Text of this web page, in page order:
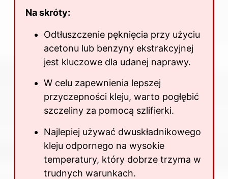
Na skróty:
Odtłuszczenie pęknięcia przy użyciu
acetonu lub benzyny ekstrakcyjnej
jest kluczowe dla udanej naprawy.
W celu zapewnienia lepszej
przyczepności kleju, warto pogłębić
szczeliny za pomocą szlifierki.
Najlepiej używać dwuskładnikowego
kleju odpornego na wysokie
temperatury, który dobrze trzyma w
trudnych warunkach.